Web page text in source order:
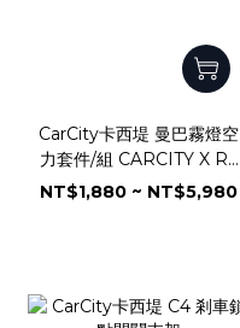
CarCity卡西堤 曼巴霧燈空
力套件/組 CARCITY X R2
C4Mini-FLS
NT$1,880 ~ NT$5,980